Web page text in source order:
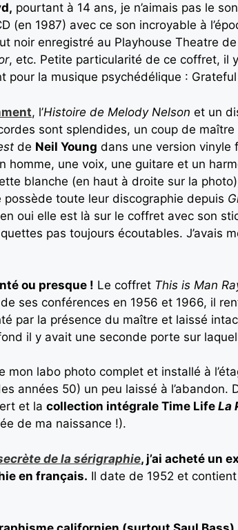
pourtant à 14 ans, je n’aimais pas le
(en 1987) avec ce son incroyable à
noir enregistré au Playhouse Theatre
, etc. Petite particularité de ce coffret, il
pour la musique psychédélique :
, l’Histoire de Melody Nelson et un
sont splendides, un coup de
de Neil Young dans une version vinyle
homme, une voix, une guitare et un
blanche (en haut à droite sur la
toute leur discographie depuis
oui elle est là sur le coffret avec son
pas toujours écoutables. J’avais
ou presque ! Le coffret This is Man
ses conférences en 1956 et 1966, il
par la présence du maître et laissé
il y avait une seconde porte sur
mon labo photo complet et installé à
années 50) un peu laissé à
et la collection intégrale Time Life La
de ma naissance !).
de la sérigraphie, j’ai acheté un
en français. Il date de 1952 et